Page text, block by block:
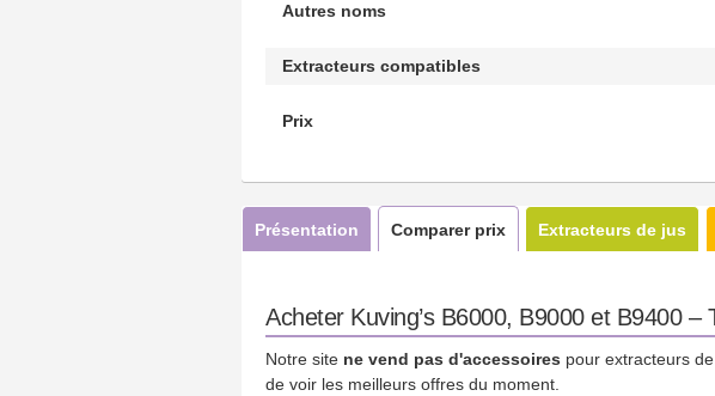
Autres noms
Extracteurs compatibles
Prix
Présentation Comparer prix Extracteurs de jus
Acheter Kuving’s B6000, B9000 et B9400 –
Notre site ne vend pas d'accessoires pour extracteurs
de voir les meilleurs offres du moment.